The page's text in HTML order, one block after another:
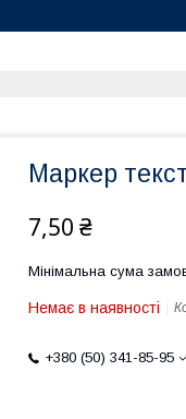
Маркер
7,50 ₴
Мінімальна сума
Немає в наявності
+380 (50) 341-85-95